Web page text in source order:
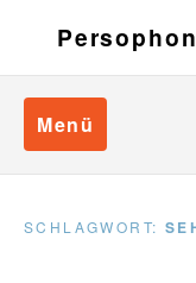
Menü
SCHLAGWORT: